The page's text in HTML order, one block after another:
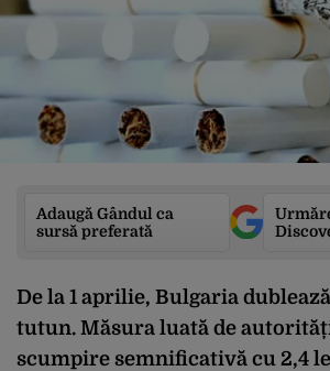
Adaugă Gândul ca
sursă preferată
De la 1 aprilie, Bulgaria
tutun. Măsura luată de
scumpire semnificativă cu 2,4